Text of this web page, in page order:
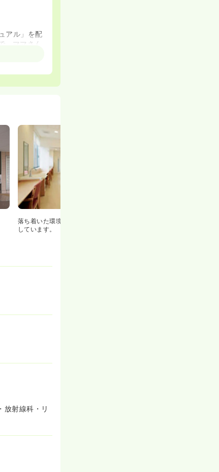
アル」を配
ママさん
しなが
急性期で
実をどちら
時間が多く
落ち着いた環境で治療、リハビリを受けらるように
しています。
放射線科・リ